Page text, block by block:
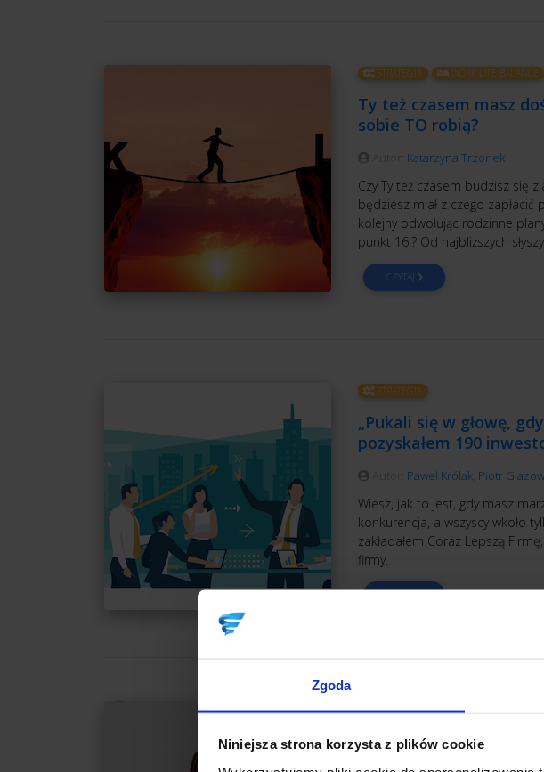
Zgoda
Niniejsza strona korzysta z plików cookie
STRATEGIA WORK-LIFE BALANCE
Ty też czasem masz
sobie TO robią?
Katarzyna Trzonek
Czy Ty też czasem budzisz się
będziesz miał z czego
kolejny odwołując rodzinne
punkt 16.? Od najbliższych
CZYTAJ
STRATEGIA
„Pukali się w głowę,
pozyskałem 190
Paweł Królak, Piotr
Wiesz, jak to jest, gdy masz
konkurencja, a wszyscy wkoło
zakładałem Coraz Lepszą
firmy.
CZYTAJ
MARKETING OBSŁUGA KLIENTA
Jak zdobyć klientów i